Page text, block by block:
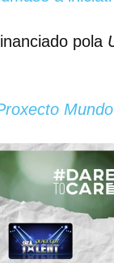
pola